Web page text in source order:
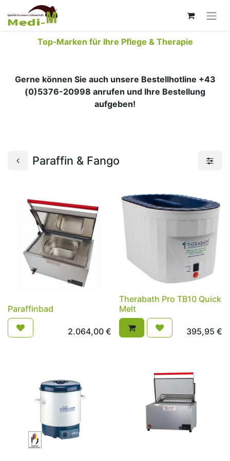
Top‑Marken für Ihre Pflege & Therapie
Gerne können Sie auch unsere Bestellhotline +43
(0)5376-20998 anrufen und Ihre Bestellung
aufgeben!
Paraffin & Fango
Paraffinbad
2.064,00€
Therabath Pro TB10 Quick
Melt
395,95 €